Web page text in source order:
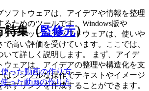
ソフトウェアは、アイデアや情報を整理
るためのツールです。Windows版や
デアマッピングソフトウェアは、使いや
高い評価を受けています。ここでは、
いて詳しく説明します。 まず、アイデ
ウェアは、アイデアの整理や構造化を支
はシンプルな操作でテキストやイメージ
示すリンクを作成することができます。
特集（監修元）
使った動画の作り方
った動画の作り方